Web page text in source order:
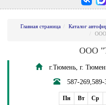
Главная страница Каталог
ООО
г.Тюмень, г.
587-
Пн Вт Ср